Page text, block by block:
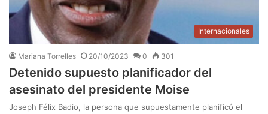
Internacionales
Mariana Torrelles 20/10/2023 0 301
Detenido supuesto planificador del
asesinato del presidente Moise
Joseph Félix Badio, la persona que supuestamente planificó el